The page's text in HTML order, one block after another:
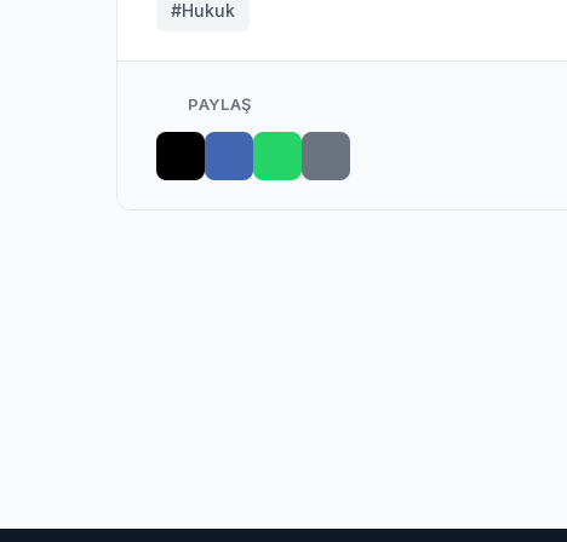
#Hukuk
PAYLAŞ